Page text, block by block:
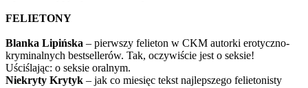
FELIETONY
Blanka Lipińska – pierwszy felieton w CKM autorki erotyczno-
kryminalnych bestsellerów. Tak, oczywiście jest o seksie!
Uściślając: o seksie oralnym.
Niekryty Krytyk – jak co miesięc tekst najlepszego felietonisty